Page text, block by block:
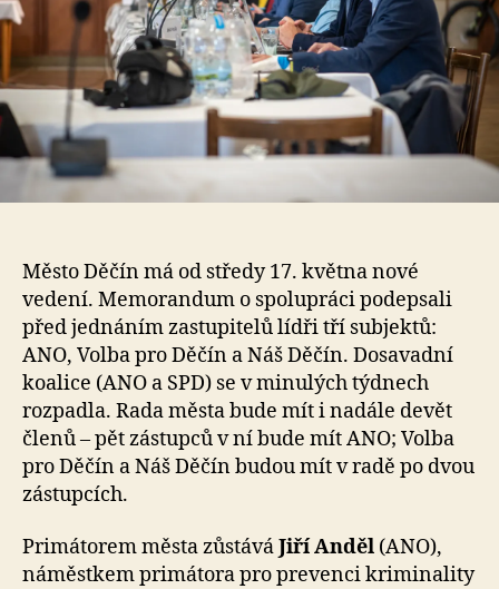
Město Děčín má od středy 17. května nové
vedení. Memorandum o spolupráci podepsali
před jednáním zastupitelů lídři tří subjektů:
ANO, Volba pro Děčín a Náš Děčín. Dosavadní
koalice (ANO a SPD) se v minulých týdnech
rozpadla. Rada města bude mít i nadále devět
členů – pět zástupců v ní bude mít ANO; Volba
pro Děčín a Náš Děčín budou mít v radě po dvou
zástupcích.
Primátorem města zůstáváJiří Anděl (ANO),
náměstkem primátora pro prevenci kriminality